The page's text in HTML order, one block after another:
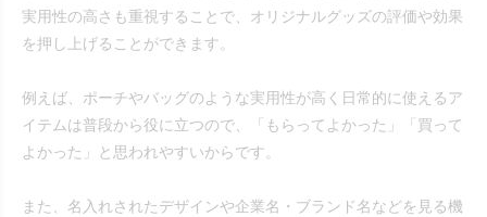
実用性の高さも重視することで、オリジナルグッズの評価や効果
を押し上げることができます。
例えば、ポーチやバッグのような実用性が高く日常的に使えるア
イテムは普段から役に立つので、「もらってよかった」「買って
よかった」と思われやすいからです。
また、名入れされたデザインや企業名・ブランド名などを見る機